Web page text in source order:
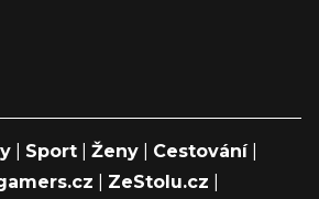
Sport Ženy Cestování|
ZeStolu.cz